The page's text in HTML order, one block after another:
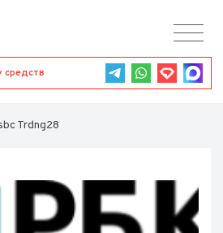
Консультация по выводу средств
Trdng28